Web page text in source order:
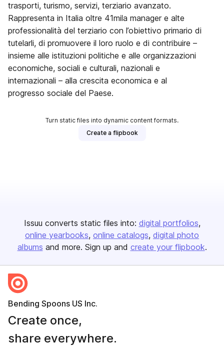
trasporti, turismo, servizi, terziario avanzato.
Rappresenta in Italia oltre 41mila manager e alte
professionalità del terziario con l’obiettivo primario di
tutelarli, di promuovere il loro ruolo e di contribuire –
insieme alle istituzioni politiche e alle organizzazioni
economiche, sociali e culturali, nazionali e
internazionali – alla crescita economica e al
progresso sociale del Paese.
Turn static files into dynamic content formats.
Create a flipbook
Issuu converts static files into: digital portfolios
online yearbooks online catalogs digital photo
albums and more. Sign up and create your flipbook.
Bending Spoons US Inc.
Create once,
share everywhere.